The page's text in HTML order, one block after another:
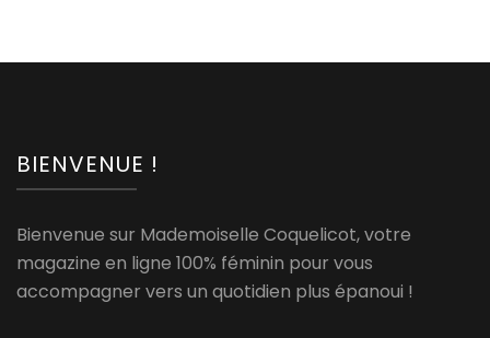
BIENVENUE !
Bienvenue sur Mademoiselle Coquelicot, votre
magazine en ligne 100% féminin pour vous
accompagner vers un quotidien plus épanoui !